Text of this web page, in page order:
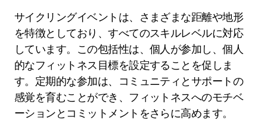
サイクリングイベントは、さまざまな距離や地形
を特徴としており、すべてのスキルレベルに対応
しています。この包括性は、個人が参加し、個人
的なフィットネス目標を設定することを促しま
す。定期的な参加は、コミュニティとサポートの
感覚を育むことができ、フィットネスへのモチベ
ーションとコミットメントをさらに高めます。